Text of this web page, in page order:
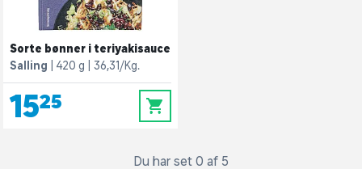
Sorte bønner i teriyakisauce
Salling
420 g 36,31/Kg.
15,25 0
Du har set 0 af 5